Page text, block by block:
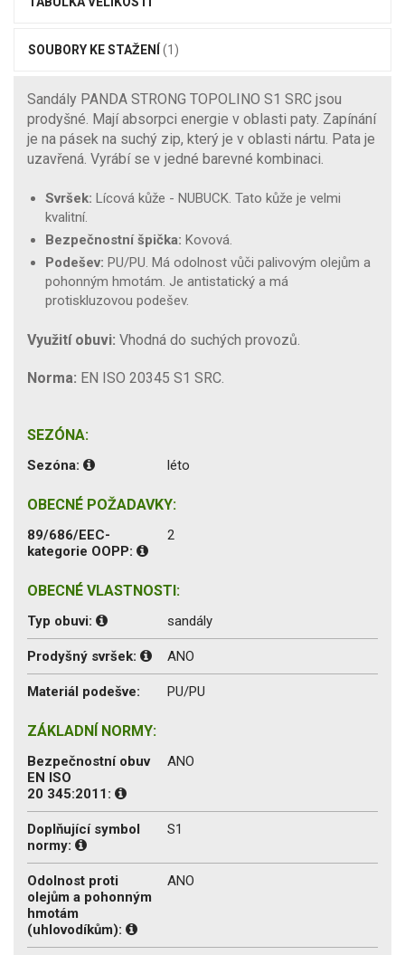
SOUBORY KE STAŽENÍ (1)
Sandály PANDA STRONG TOPOLINO S1 SRC jsou
prodyšné. Mají absorpci energie v oblasti paty. Zapínání
je na pásek na suchý zip, který je v oblasti nártu. Pata je
uzavřená. Vyrábí se v jedné barevné kombinaci.
Svršek: Lícová kůže - NUBUCK. Tato kůže je velmi
kvalitní.
Bezpečnostní špička: Kovová.
Podešev: PU/PU. Má odolnost vůči palivovým olejům a
pohonným hmotám. Je antistatický a má
protiskluzovou podešev.
Využití obuvi: Vhodná do suchých provozů.
Norma: EN ISO 20345 S1 SRC.
SEZÓNA:
Sezóna: léto
OBECNÉ POŽADAVKY:
89/686/EEC-
kategorie OOPP:
2
OBECNÉ VLASTNOSTI:
Typ obuvi: sandály
Prodyšný svršek: ANO
Materiál podešve: PU/PU
ZÁKLADNÍ NORMY:
Bezpečnostní obuv
EN ISO
20 345:2011:
ANO
Doplňující symbol
normy:
S1
Odolnost proti
olejům a pohonným
hmotám
(uhlovodíkům):
ANO